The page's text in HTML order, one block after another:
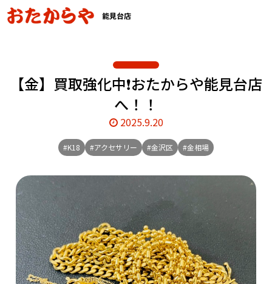
能見台店
【金】買取強化中❗️おたからや能見台店
へ！！
2025.9.20
#K18 #アクセサリー #金沢区 #金相場